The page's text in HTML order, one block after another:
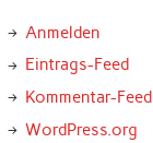
Anmelden
Eintrags-Feed
Kommentar-Feed
WordPress.org